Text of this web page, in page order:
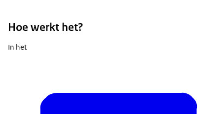
Hoe werkt het?
In het